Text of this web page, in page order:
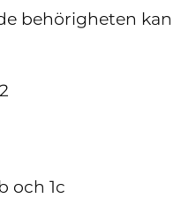
behörigheten kan
och 1c